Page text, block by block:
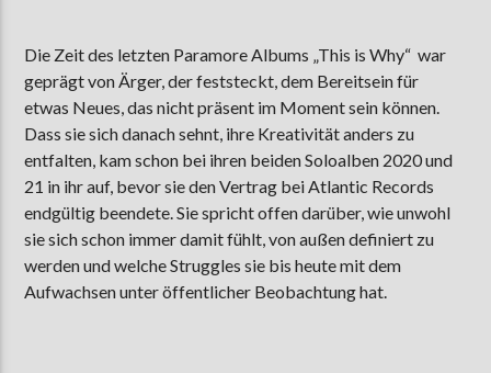
Die Zeit des letzten Paramore Albums „This is Why“ war
geprägt von Ärger, der feststeckt, dem Bereitsein für
etwas Neues, das nicht präsent im Moment sein können.
Dass sie sich danach sehnt, ihre Kreativität anders zu
entfalten, kam schon bei ihren beiden Soloalben 2020 und
21 in ihr auf, bevor sie den Vertrag bei Atlantic Records
endgültig beendete. Sie spricht offen darüber, wie unwohl
sie sich schon immer damit fühlt, von außen definiert zu
werden und welche Struggles sie bis heute mit dem
Aufwachsen unter öffentlicher Beobachtung hat.